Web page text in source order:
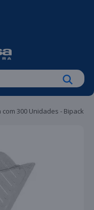
com 300 Unidades - Bipack